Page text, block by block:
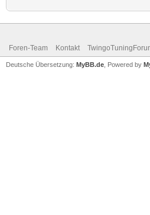
Foren-Team Kontakt
Deutsche Übersetzung: MyBB.de , Powered by